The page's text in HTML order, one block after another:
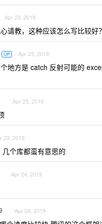
Apr 23, 2019
请教，这种应该怎么写比较
OP Apr 23, 2019
地方是 catch 反射可能的
Apr 23, 2019
23, 2019
个库都蛮有意思的
Apr 24, 2019
Apr 24, 2019